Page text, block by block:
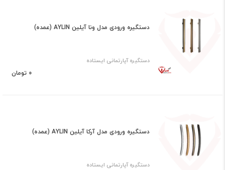
دستگیره ورودی مدل ونا آیلین AYLIN (عمده)
دستگیره آپارتمانی ایستاده
0 تومان
دستگیره ورودی مدل آرکا آیلین AYLIN (عمده)
دستگیره آپارتمانی ایستاده